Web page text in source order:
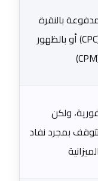
بالنقرة
(CPC) أو بالظهور
ولكن
بمجرد نفاد
الميزانية